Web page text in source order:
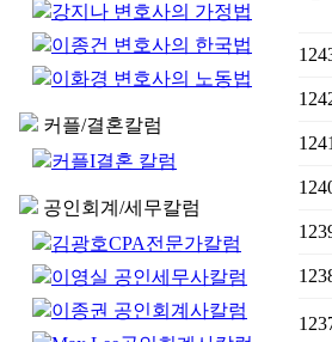
강지나 변호사의 가정법
이종건 변호사의 한국법
이화경 변호사의 노동법
커플/결혼칼럼
커플I결혼 칼럼
공인회계/세무칼럼
김광호CPA전문가칼럼
이영실 공인세무사칼럼
이종권 공인회계사칼럼
1241